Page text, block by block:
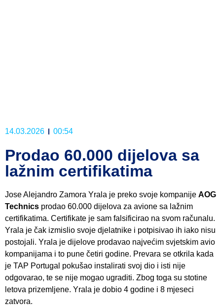
14.03.2026 00:54
Prodao 60.000 dijelova sa
lažnim certifikatima
Jose Alejandro Zamora Yrala je preko svoje kompanije AOG
Technics prodao 60.000 dijelova za avione sa lažnim
certifikatima. Certifikate je sam falsificirao na svom računalu.
Yrala je čak izmislio svoje djelatnike i potpisivao ih iako nisu
postojali. Yrala je dijelove prodavao najvećim svjetskim avio
kompanijama i to pune četiri godine. Prevara se otkrila kada
je TAP Portugal pokušao instalirati svoj dio i isti nije
odgovarao, te se nije mogao ugraditi. Zbog toga su stotine
letova prizemljene. Yrala je dobio 4 godine i 8 mjeseci
zatvora.